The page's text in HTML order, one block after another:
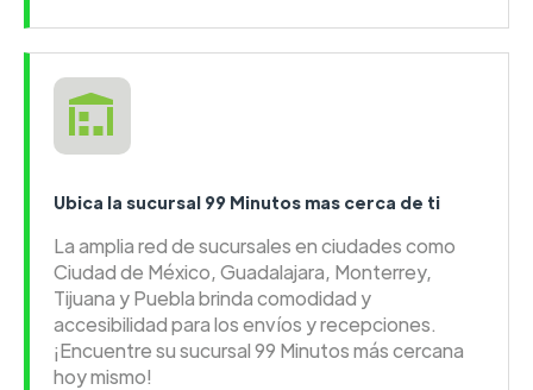
Ubica la sucursal 99 Minutos mas cerca de ti
La amplia red de sucursales en ciudades como
Ciudad de México, Guadalajara, Monterrey,
Tijuana y Puebla brinda comodidad y
accesibilidad para los envíos y recepciones.
¡Encuentre su sucursal 99 Minutos más cercana
hoy mismo!